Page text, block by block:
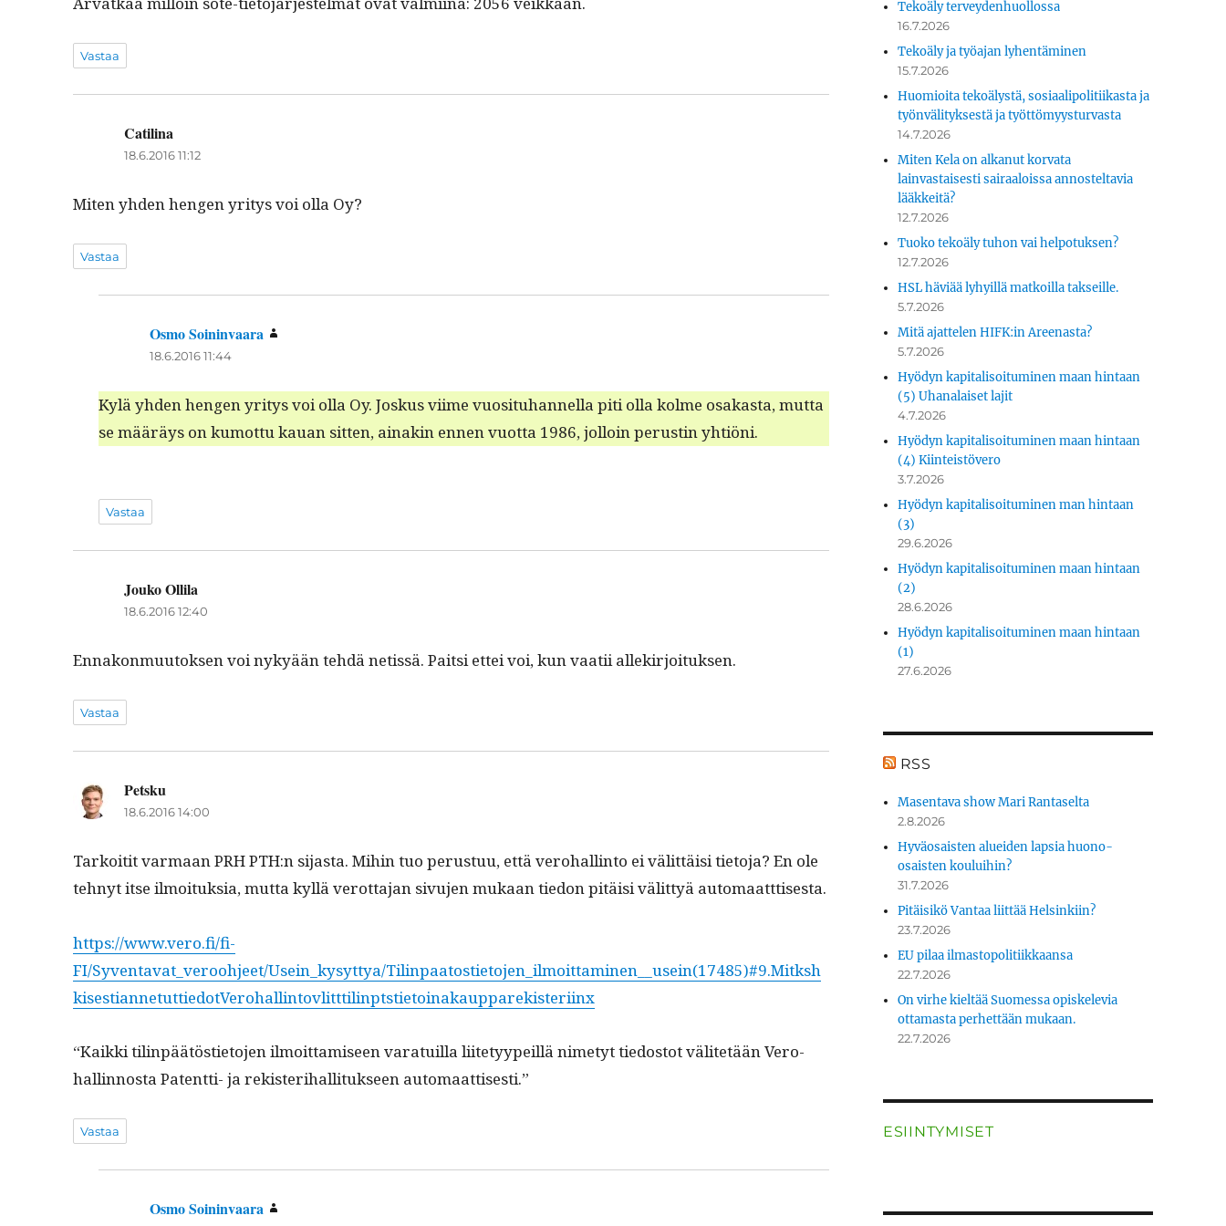
Vastaa
Catilina
18.6.2016 11:12
Miten yhden hen­gen yri­tys voi olla Oy?
Vastaa
Osmo Soininvaara
18.6.2016 11:44
Kylä yhden hen­gen yri­tys voi olla Oy. Joskus viime vuosi­tuhan­nel­la piti olla kolme osakas­ta, mut­ta
se määräys on kumot­tu kauan sit­ten, ainakin ennen vuot­ta 1986, jol­loin perustin yhtiöni.
Vastaa
Jouko Ollila
18.6.2016 12:40
Ennakon­muu­tok­sen voi nykyään tehdä netis­sä. Pait­si ettei voi, kun vaatii allekirjoituksen.
Vastaa
Petsku
18.6.2016 14:00
Tarkoitit var­maan PRH PTH:n sijas­ta. Mihin tuo perus­tuu, että vero­hallinto ei välit­täisi tieto­ja? En ole
tehnyt itse ilmoituk­sia, mut­ta kyl­lä verot­ta­jan sivu­jen mukaan tiedon pitäisi välit­tyä automaatttisesta.
https://www.vero.fi/fi-
FI/Syventavat_veroohjeet/Usein_kysyttya/Tilinpaatostietojen_ilmoittaminen__usein(17485)#9.Mitksh
kisestiannetuttiedotVerohallintovlitttilinptstietoinakaupparekisteriinx
“Kaik­ki tilin­päätösti­eto­jen ilmoit­tamiseen vara­tu­il­la liite­tyypeil­lä nime­tyt tiedos­tot välitetään Vero­
hallinnos­ta Patent­ti- ja rek­ister­i­hal­li­tuk­seen automaattisesti.”
Vastaa
Osmo Soininvaara
Tekoäly terveydenhuollossa
16.7.2026
Tekoäly ja työajan lyhentäminen
15.7.2026
Huomioita tekoälystä, sosiaalipolitiikasta ja
työnvälityksestä ja työttömyysturvasta
14.7.2026
Miten Kela on alkanut korvata
lainvastaisesti sairaaloissa annosteltavia
lääkkeitä?
12.7.2026
Tuoko tekoäly tuhon vai helpotuksen?
12.7.2026
HSL häviää lyhyillä matkoilla takseille.
5.7.2026
Mitä ajattelen HIFK:in Areenasta?
5.7.2026
Hyödyn kapitalisoituminen maan hintaan
(5) Uhanalaiset lajit
4.7.2026
Hyödyn kapitalisoituminen maan hintaan
(4) Kiinteistövero
3.7.2026
Hyödyn kapitalisoituminen man hintaan
(3)
29.6.2026
Hyödyn kapitalisoituminen maan hintaan
(2)
28.6.2026
Hyödyn kapitalisoituminen maan hintaan
(1)
27.6.2026
RSS
Masentava show Mari Rantaselta
2.8.2026
Hyväosaisten alueiden lapsia huono-
osaisten kouluihin?
31.7.2026
Pitäisikö Vantaa liittää Helsinkiin?
23.7.2026
EU pilaa ilmastopolitiikkaansa
22.7.2026
On virhe kieltää Suomessa opiskelevia
ottamasta perhettään mukaan.
22.7.2026
ESIINTYMISET